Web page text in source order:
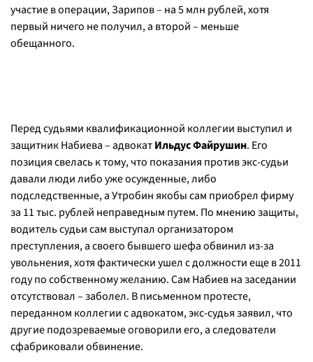
участие в операции, Зарипов – на 5 млн рублей, хотя
первый ничего не получил, а второй – меньше
обещанного.
Перед судьями квалификационной коллегии выступил и
защитник Набиева – адвокатИльдус Файрушин. Его
позиция свелась к тому, что показания против экс-судьи
давали люди либо уже осужденные, либо
подследственные, а Утробин якобы сам приобрел фирму
за 11 тыс. рублей неправедным путем. По мнению защиты,
водитель судьи сам выступал организатором
преступления, а своего бывшего шефа обвинил из-за
увольнения, хотя фактически ушел с должности еще в 2011
году по собственному желанию. Сам Набиев на заседании
отсутствовал – заболел. В письменном протесте,
переданном коллегии с адвокатом, экс-судья заявил, что
другие подозреваемые оговорили его, а следователи
сфабриковали обвинение.